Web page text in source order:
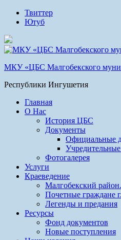
Твиттер
Ютуб
МКУ «ЦБС Малгобекского
Республики Ингушетия
Главная
О Нас
История ЦБС
Документы
Официальные
Фотогалерея
Услуги
Краеведение
Малгобекский
Почетные граждане
Легенды и предания
Ресурсы
Фонд документов
Новые поступления